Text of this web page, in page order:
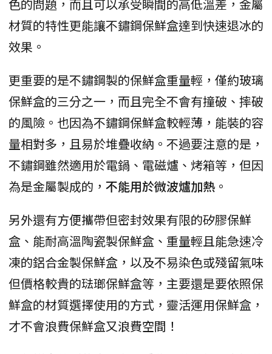
色的問題，而且可以承受瞬間的高低溫差，金屬
材質的特性更能讓不鏽鋼保鮮盒達到快速退冰的
效果。
更重要的是不鏽鋼製的保鮮盒重量輕，僅約玻璃
保鮮盒的三分之一，而且完全不會有撞破、摔破
的風險。也因為不鏽鋼保鮮盒較輕薄，能裝的容
量相對多，且易於堆疊收納。不過要注意的是，
不鏽鋼雖然適用於電鍋、電磁爐、烤箱等，但因
為是金屬製成的， 不能用於微波爐加熱 。
另外還有方便攜帶但密封效果有限的矽膠保鮮
盒、能耐高溫陶瓷製保鮮盒、重量輕且能急速冷
凍的鋁合金製保鮮盒，以及不易染色或殘留氣味
但價格較貴的琺瑯保鮮盒等，主要還是要依照保
鮮盒的材質選擇使用的方式，靈活運用保鮮盒，
才不會浪費保鮮盒又浪費空間！